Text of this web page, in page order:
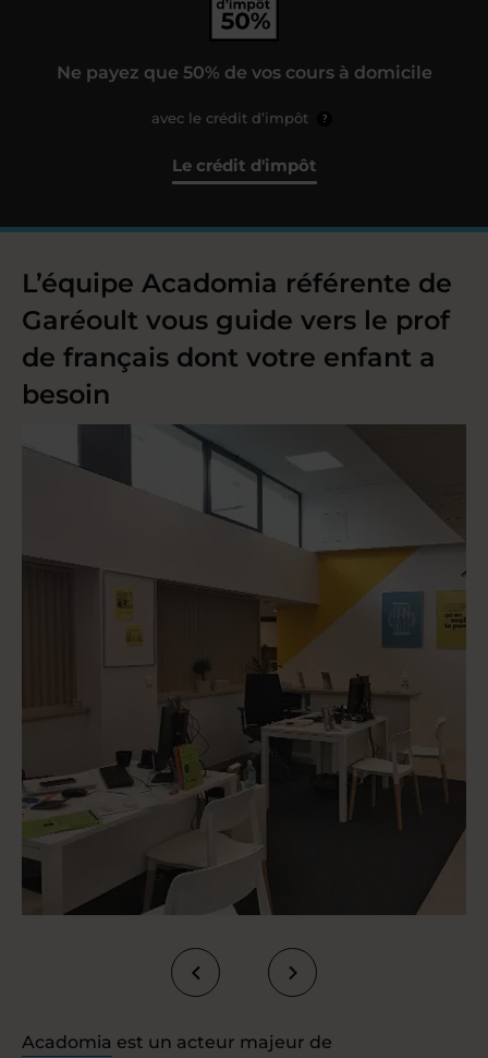
Ne payez que 50% de vos cours à domicile
avec le crédit d’impôt ?
Le crédit d'impôt
L’équipe Acadomia référente de
Garéoult vous guide vers le prof
de français dont votre enfant a
besoin
Acadomia est un acteur majeur de